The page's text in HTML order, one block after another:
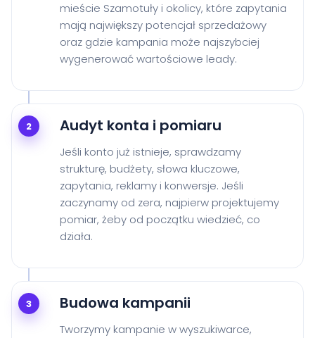
mieście Szamotuły i okolicy, które zapytania
mają największy potencjał sprzedażowy
oraz gdzie kampania może najszybciej
wygenerować wartościowe leady.
2 Audyt konta i pomiaru
Jeśli konto już istnieje, sprawdzamy
strukturę, budżety, słowa kluczowe,
zapytania, reklamy i konwersje. Jeśli
zaczynamy od zera, najpierw projektujemy
pomiar, żeby od początku wiedzieć, co
działa.
3 Budowa kampanii
Tworzymy kampanie w wyszukiwarce,